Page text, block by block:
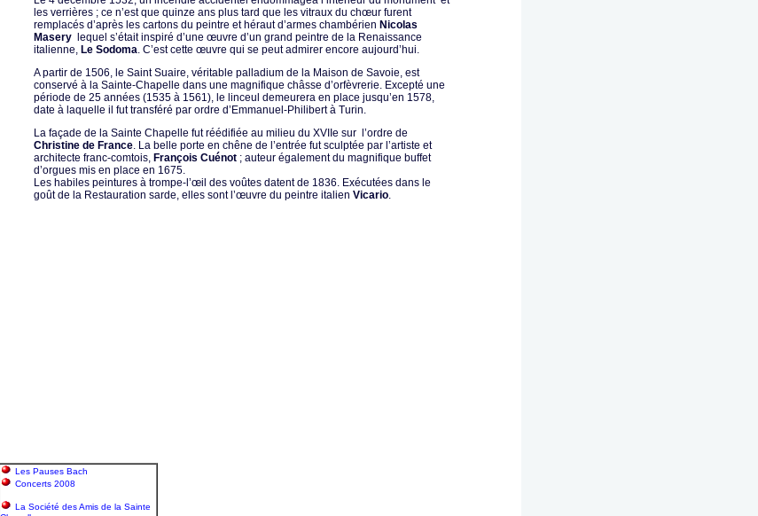
les verrières ; ce n’est que quinze ans plus tard que les vitraux du chœur furent
remplacés d’après les cartons du peintre et héraut d’armes chambérien Nicolas
Masery lequel s’était inspiré d’une œuvre d’un grand peintre de la Renaissance
italienne, Le Sodoma. C’est cette œuvre qui se peut admirer encore aujourd’hui.
A partir de 1506, le Saint Suaire, véritable palladium de la Maison de Savoie, est
conservé à la Sainte-Chapelle dans une magnifique châsse d’orfèvrerie. Excepté une
période de 25 années (1535 à 1561), le linceul demeurera en place jusqu’en 1578,
date à laquelle il fut transféré par ordre d’Emmanuel-Philibert à Turin.
La façade de la Sainte Chapelle fut réédifiée au milieu du XVIIe sur l’ordre de
Christine de France. La belle porte en chêne de l’entrée fut sculptée par l’artiste et
architecte franc-comtois, François Cuénot ; auteur également du magnifique buffet
d’orgues mis en place en 1675.
Les habiles peintures à trompe-l’œil des voûtes datent de 1836. Exécutées dans le
goût de la Restauration sarde, elles sont l’œuvre du peintre italien Vicario.
Les Pauses Bach
Concerts 2008
La Société des Amis de la Sainte